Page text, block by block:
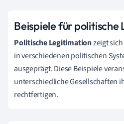
Beispiele für
Politische Legitimationzeigt
in verschiedenen politischen
ausgeprägt. Diese Beispiele
unterschiedliche Gesellschaften
rechtfertigen.